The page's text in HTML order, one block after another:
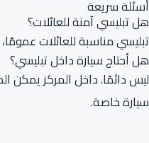
أسئلة سريعة
هل تبليسي آمنة للعائلات؟
تبليسي مناسبة للعائلات
هل أحتاج سيارة داخل تبليسي؟
ليس دائمًا. داخل المركز يمكن
سيارة خاصة.